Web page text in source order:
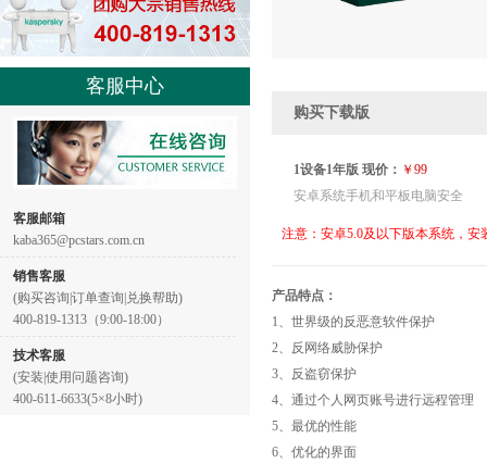
客服中心
客服邮箱
kaba365@pcstars.com.cn
销售客服
(购买咨询|订单查询|兑换帮助)
400-819-1313（9:00-18:00）
技术客服
(安装|使用问题咨询)
400-611-6633(5×8小时)
购买下载版
1设备1年版 现价： ￥99
安卓系统手机和平板电脑安全
注意：安卓5.0及以下版本系统，
产品特点：
1、世界级的反恶意软件保护
2、反网络威胁保护
3、反盗窃保护
4、通过个人网页账号进行远程管理
5、最优的性能
6、优化的界面